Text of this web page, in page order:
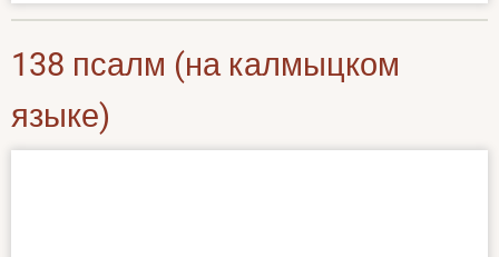
138 псалм (на калмыцком
языке)